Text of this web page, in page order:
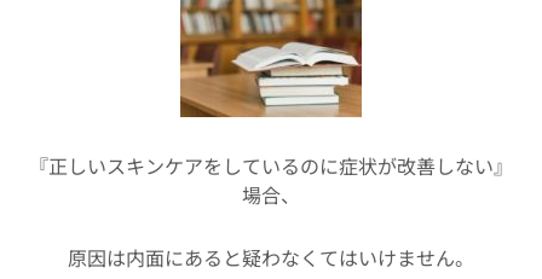
『正しいスキンケアをしているのに症状が改善しない』
場合、
原因は内面にあると疑わなくてはいけません。